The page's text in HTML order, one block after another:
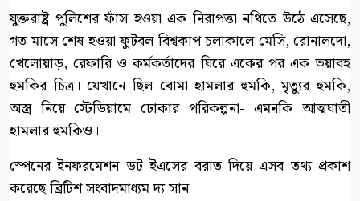
যুক্তরাষ্ট্র পুলিশের ফাঁস হওয়া এক নিরাপত্তা নথিতে উঠে এসেছে,
গত মাসে শেষ হওয়া ফুটবল বিশ্বকাপ চলাকালে মেসি, রোনালদো,
খেলোয়াড়, রেফারি ও কর্মকর্তাদের ঘিরে একের পর এক ভয়াবহ
হুমকির চিত্র। যেখানে ছিল বোমা হামলার হুমকি, মৃত্যুর হুমকি,
অস্ত্র নিয়ে স্টেডিয়ামে ঢোকার পরিকল্পনা- এমনকি আত্মঘাতী
হামলার হুমকিও।
স্পেনের ইনফরমেশন ডট ইএসের বরাত দিয়ে এসব তথ্য প্রকাশ
করেছে ব্রিটিশ সংবাদমাধ্যম দ্য সান।